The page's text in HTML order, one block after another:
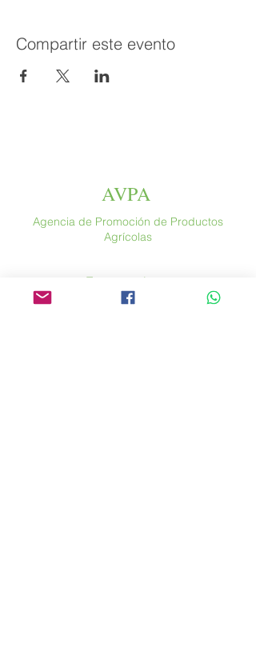
Compartir este evento
AVPA
Agencia de Promoción de Productos
Agrícolas
Espace altura
46 rue Saint Antoine